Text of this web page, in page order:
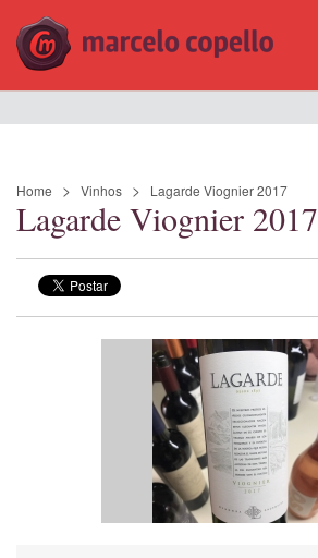
Home Vinhos Lagarde Viognier 2017
Lagarde Viognier 2017